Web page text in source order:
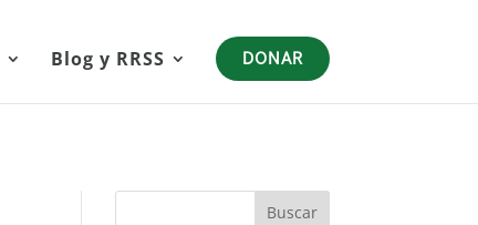
Blog y RRSS DONAR
Buscar